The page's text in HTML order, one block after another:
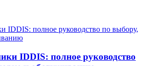
IDDIS: полное руководство